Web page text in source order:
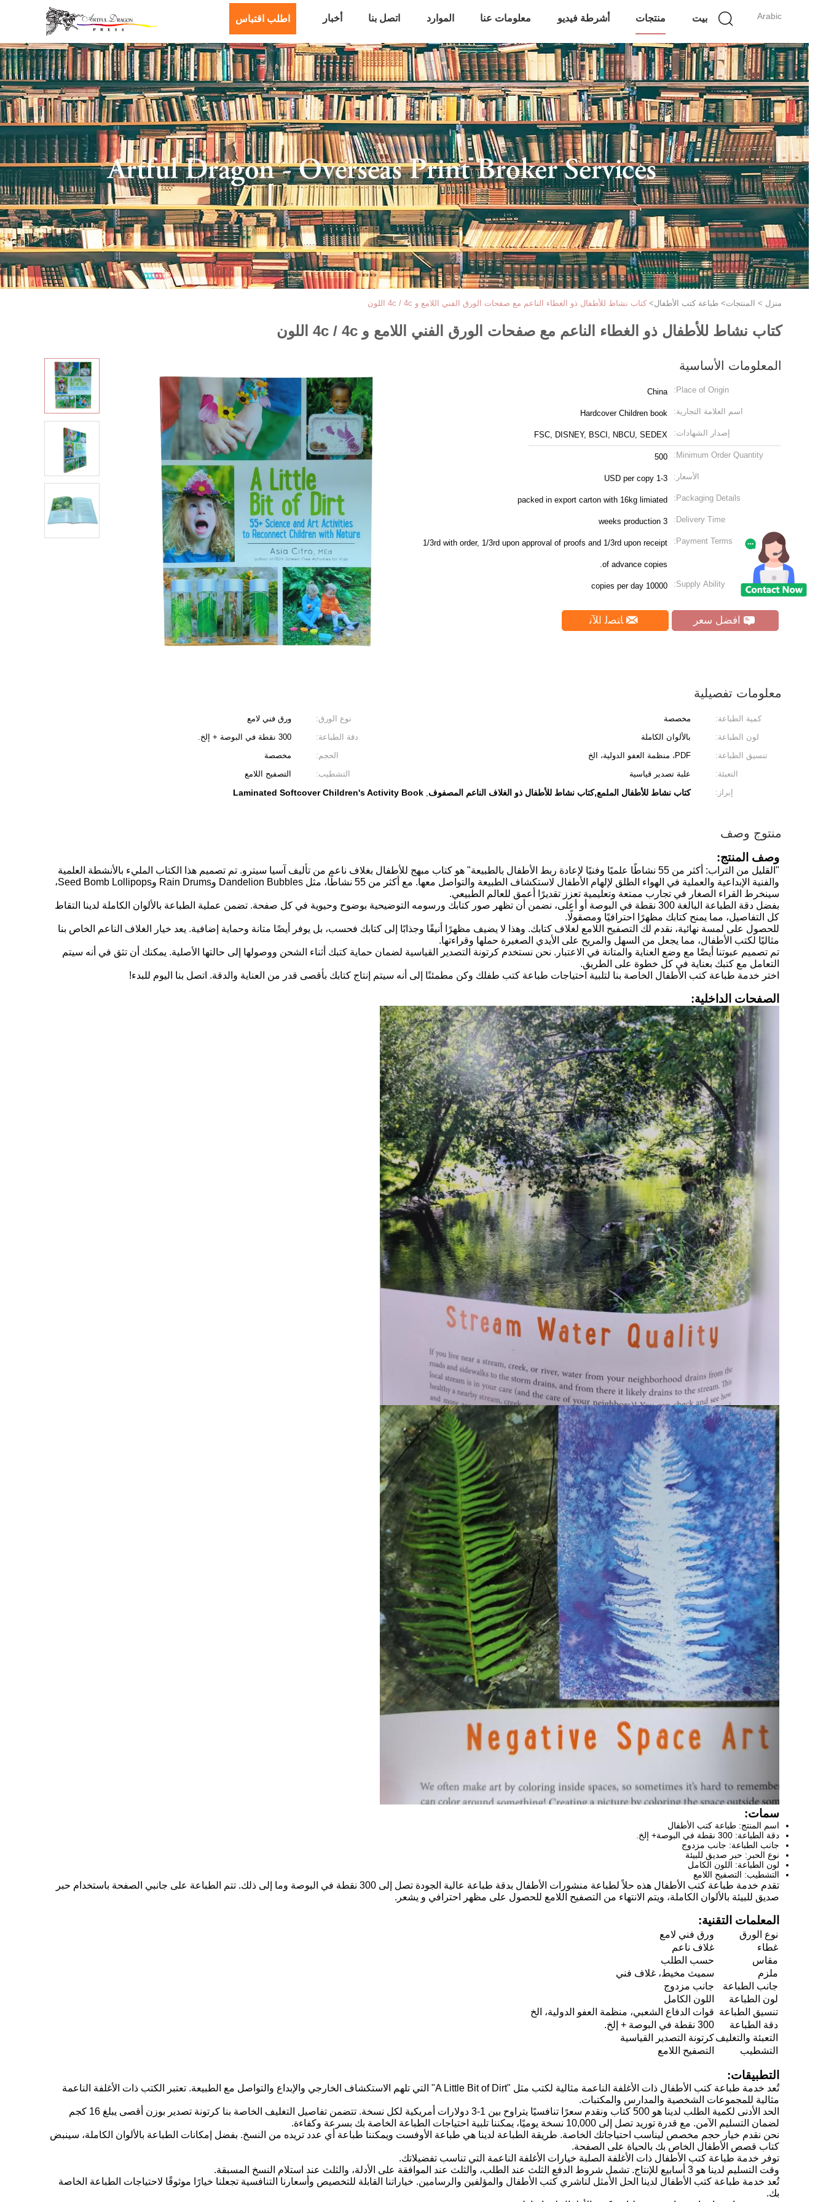
Arabic بيت منتجات أشرطة فيديو معلومات عنا الموارد اتصل بنا أخبار اطلب اقتباس
منزل > المنتجات> طباعة كتب الأطفال> كتاب نشاط للأطفال ذو الغطاء الناعم مع صفحات الورق الفني اللامع و 4c / 4c اللون
كتاب نشاط للأطفال ذو الغطاء الناعم مع صفحات الورق الفني اللامع و 4c / 4c اللون
المعلومات الأساسية
Place of Origin:
China
اسم العلامة التجارية: Hardcover Children book
إصدار الشهادات: FSC, DISNEY, BSCI, NBCU, SEDEX
Minimum Order Quantity:
500
الأسعار: 1-3 USD per copy
Packaging Details:
packed in export carton with 16kg limiated
Delivery Time:
3 weeks production
Payment Terms:
1/3rd with order, 1/3rd upon approval of proofs and 1/3rd upon receipt
of advance copies.
Supply Ability:
10000 copies per day
افضل سعر ﺎﺘﺼﻟ ﺍﻶﻧ
معلومات تفصيلية
كمية الطباعة: مخصصة نوع الورق:
ورق فني لامع
لون الطباعة:
بالألوان الكاملة دقة الطباعة:
300 نقطة في البوصة + إلخ.
تنسيق الطباعة:
PDF، منظمة العفو الدولية، الخ الحجم:
مخصصة
التعبئة:
علبة تصدير قياسية التشطيب:
التصفيح اللامع
إبراز:
كتاب نشاط للأطفال الملمع,كتاب نشاط للأطفال ذو الغلاف الناعم المصفوف,
Laminated Softcover Children's Activity Book
منتوج وصف
وصف المنتج:
"القليل من التراب: أكثر من 55 نشاطًا علميًا وفنيًا لإعادة ربط الأطفال بالطبيعة" هو كتاب مبهج للأطفال بغلاف ناعم من تأليف آسيا سيترو. تم تصميم هذا الكتاب المليء بالأنشطة العلمية
والفنية الإبداعية والعملية في الهواء الطلق لإلهام الأطفال لاستكشاف الطبيعة والتواصل معها. مع أكثر من 55 نشاطًا، مثل Dandelion Bubbles وRain Drums وSeed Bomb Lollipops،
سينخرط القراء الصغار في تجارب ممتعة وتعليمية تعزز تقديرًا أعمق للعالم الطبيعي.
بفضل دقة الطباعة البالغة 300 نقطة في البوصة أو أعلى، نضمن أن تظهر صور كتابك ورسومه التوضيحية بوضوح وحيوية في كل صفحة. تضمن عملية الطباعة بالألوان الكاملة لدينا التقاط
كل التفاصيل، مما يمنح كتابك مظهرًا احترافيًا ومصقولًا.
للحصول على لمسة نهائية، نقدم لك التصفيح اللامع لغلاف كتابك. وهذا لا يضيف مظهرًا أنيقًا وجذابًا إلى كتابك فحسب، بل يوفر أيضًا متانة وحماية إضافية. يعد خيار الغلاف الناعم الخاص بنا
مثاليًا لكتب الأطفال، مما يجعل من السهل والمريح على الأيدي الصغيرة حملها وقراءتها.
تم تصميم عبوتنا أيضًا مع وضع العناية والمتانة في الاعتبار. نحن نستخدم كرتونة التصدير القياسية لضمان حماية كتبك أثناء الشحن ووصولها إلى حالتها الأصلية. يمكنك أن تثق في أنه سيتم
التعامل مع كتبك بعناية في كل خطوة على الطريق.
اختر خدمة طباعة كتب الأطفال الخاصة بنا لتلبية احتياجات طباعة كتب طفلك وكن مطمئنًا إلى أنه سيتم إنتاج كتابك بأقصى قدر من العناية والدقة. اتصل بنا اليوم للبدء!
الصفحات الداخلية:
سمات:
اسم المنتج: طباعة كتب الأطفال
دقة الطباعة: 300 نقطة في البوصة+ إلخ.
جانب الطباعة: جانب مزدوج
نوع الحبر: حبر صديق للبيئة
لون الطباعة: اللون الكامل
التشطيب: التصفيح اللامع
تقدم خدمة طباعة كتب الأطفال هذه حلاً لطباعة منشورات الأطفال بدقة طباعة عالية الجودة تصل إلى 300 نقطة في البوصة وما إلى ذلك. تتم الطباعة على جانبي الصفحة باستخدام حبر
صديق للبيئة بالألوان الكاملة، ويتم الانتهاء من التصفيح اللامع للحصول على مظهر احترافي و يشعر.
المعلمات التقنية:
نوع الورق
ورق فني لامع
غطاء
غلاف ناعم
مقاس
حسب الطلب
ملزم
سميث مخيط، غلاف فني
جانب الطباعة
جانب مزدوج
لون الطباعة
اللون الكامل
تنسيق الطباعة قوات الدفاع الشعبي، منظمة العفو الدولية، الخ
دقة الطباعة
300 نقطة في البوصة + إلخ.
التعبئة والتغليفكرتونة التصدير القياسية
التشطيب
التصفيح اللامع
التطبيقات:
تُعد خدمة طباعة كتب الأطفال ذات الأغلفة الناعمة مثالية لكتب مثل "A Little Bit of Dirt" التي تلهم الاستكشاف الخارجي والإبداع والتواصل مع الطبيعة. تعتبر الكتب ذات الأغلفة الناعمة
مثالية للمجموعات الشخصية والمدارس والمكتبات.
الحد الأدنى لكمية الطلب لدينا هو 500 كتاب ونقدم سعرًا تنافسيًا يتراوح بين 1-3 دولارات أمريكية لكل نسخة. تتضمن تفاصيل التغليف الخاصة بنا كرتونة تصدير بوزن أقصى يبلغ 16 كجم
لضمان التسليم الآمن. مع قدرة توريد تصل إلى 10,000 نسخة يوميًا، يمكننا تلبية احتياجات الطباعة الخاصة بك بسرعة وكفاءة.
نحن نقدم خيار حجم مخصص ليناسب احتياجاتك الخاصة. طريقة الطباعة لدينا هي طباعة الأوفست ويمكننا طباعة أي عدد تريده من النسخ. بفضل إمكانات الطباعة بالألوان الكاملة، سينبض
كتاب قصص الأطفال الخاص بك بالحياة على الصفحة.
توفر خدمة طباعة كتب الأطفال ذات الأغلفة الصلبة خيارات الأغلفة الناعمة التي تناسب تفضيلاتك.
وقت التسليم لدينا هو 3 أسابيع للإنتاج. تشمل شروط الدفع الثلث عند الطلب، والثلث عند الموافقة على الأدلة، والثلث عند استلام النسخ المسبقة.
تُعد خدمة طباعة كتب الأطفال لدينا الحل الأمثل لناشري كتب الأطفال والمؤلفين والرسامين. خياراتنا القابلة للتخصيص وأسعارنا التنافسية تجعلنا خيارًا موثوقًا لاحتياجات الطباعة الخاصة
بك.